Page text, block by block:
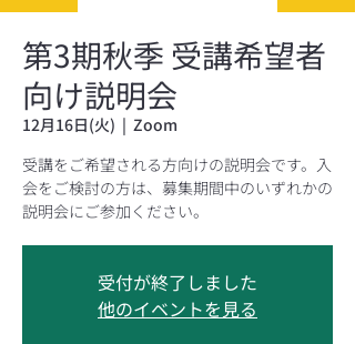
第3期秋季 受講希望者
向け説明会
12月16日(火)
  |
Zoom
受講をご希望される方向けの説明会です。入
会をご検討の方は、募集期間中のいずれかの
説明会にご参加ください。
受付が終了しました
他のイベントを見る